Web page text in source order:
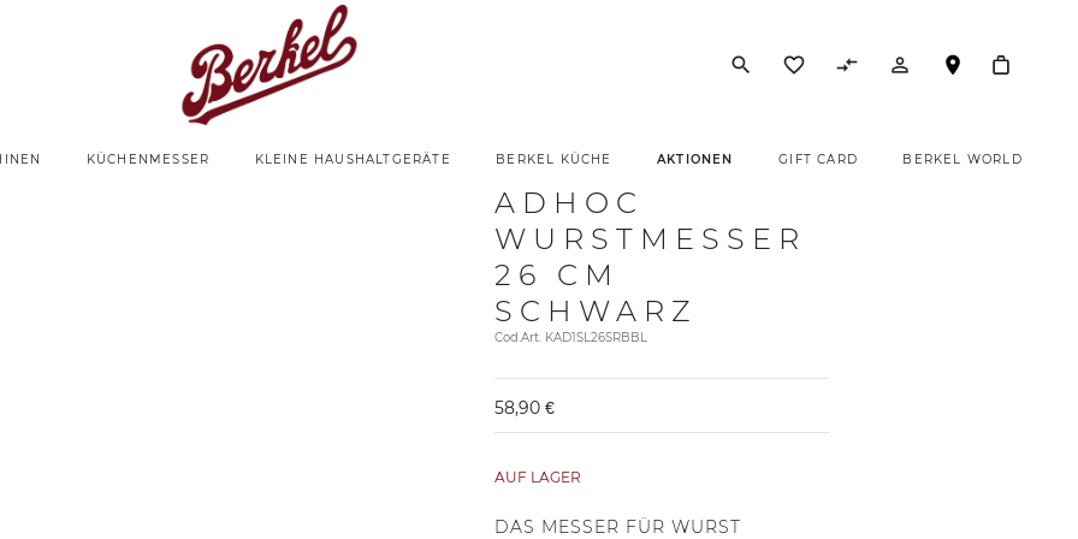
search favorite_border compare_arrows person_outline
KÜCHENMESSER KLEINE HAUSHALTGERÄTE BERKEL KÜCHE AKTIONEN GIFT CARD BERKEL WORLD
ADHOC
WURSTMESSER
26 CM
SCHWARZ
Cod.Art. KAD1SL26SRBBL
58,90 €
AUF LAGER
DAS MESSER FÜR WURST